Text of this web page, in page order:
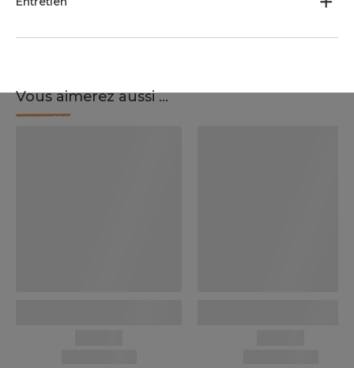
Vous aimerez aussi ...